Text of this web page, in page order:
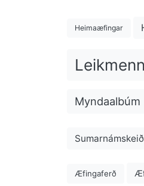
Heimaæfingar
Leikmenn
Myndaalbúm
Sumarnámskeið
Æfingaferð